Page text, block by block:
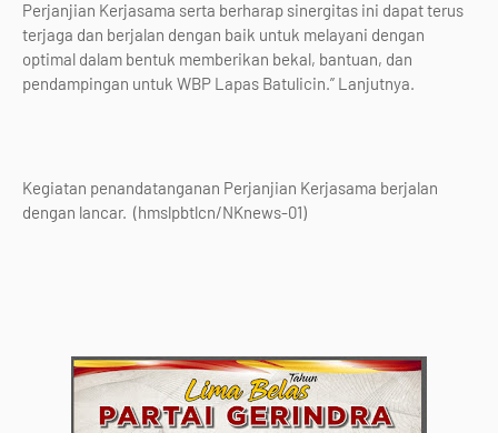
Perjanjian Kerjasama serta berharap sinergitas ini dapat terus
terjaga dan berjalan dengan baik untuk melayani dengan
optimal dalam bentuk memberikan bekal, bantuan, dan
pendampingan untuk WBP Lapas Batulicin.” Lanjutnya.
Kegiatan penandatanganan Perjanjian Kerjasama berjalan
dengan lancar. (hmslpbtlcn/NKnews-01)